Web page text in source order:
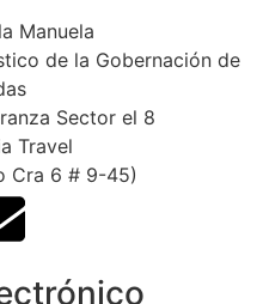
Manuela
de la Gobernación de
Sector el 8
Travel
Cra 6 # 9-45)